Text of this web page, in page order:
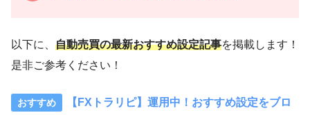
以下に、 自動売買の最新おすすめ設定記事を掲載します！
是非ご参考ください！
【FXトラリピ】運用中！おすすめ設定をブロ